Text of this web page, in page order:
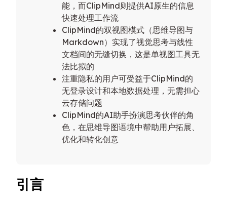
能，而ClipMind则提供AI原生的信息
快速处理工作流
ClipMind的双视图模式（思维导图与
Markdown）实现了视觉思考与线性
文档间的无缝切换，这是单视图工具无
法比拟的
注重隐私的用户可受益于ClipMind的
无登录设计和本地数据处理，无需担心
云存储问题
ClipMind的AI助手扮演思考伙伴的角
色，在思维导图语境中帮助用户拓展、
优化和转化创意
引言